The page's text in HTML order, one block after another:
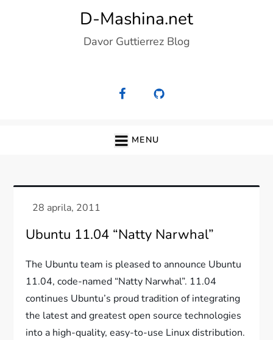
D-Mashina.net
Davor Guttierrez Blog
MENU
Ubuntu 11.04 “Natty Narwhal”
The Ubuntu team is pleased to announce Ubuntu
11.04, code-named “Natty Narwhal”. 11.04
continues Ubuntu’s proud tradition of integrating
the latest and greatest open source technologies
into a high-quality, easy-to-use Linux distribution.